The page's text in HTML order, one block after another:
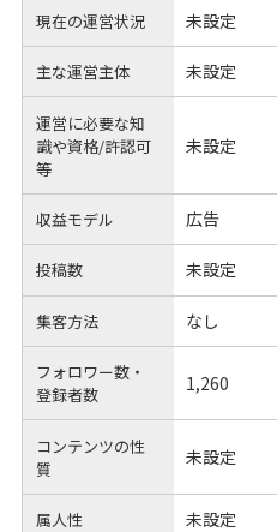
現在の運営状況 未設定
主な運営主体 未設定
運営に必要な知
識や資格/許認可
等
未設定
収益モデル 広告
投稿数 未設定
集客方法 なし
フォロワー数・
登録者数
1,260
コンテンツの性
質
未設定
属人性 未設定